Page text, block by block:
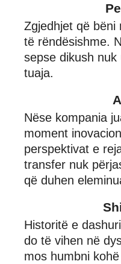
Zgjedhjet që bëni
të rëndësishme.
sepse dikush
tuaja.
Nëse kompania
moment
perspektivat e
transfer nuk
që duhen
Historitë e
do të vihen në
mos humbni